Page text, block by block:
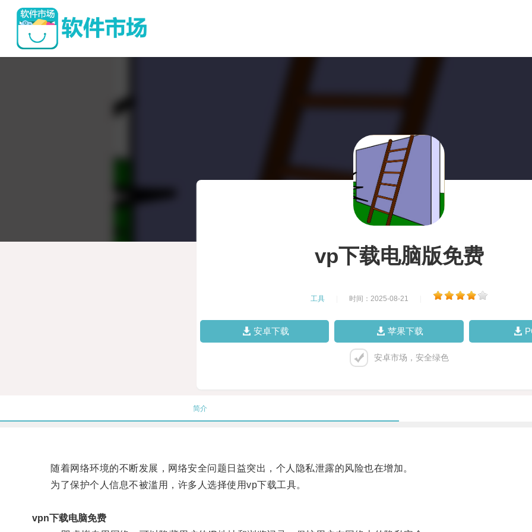
vp下载电脑版免费
工具 时间：2025-08-21
安卓下载 苹果下载
安卓市场，安全绿色
简介
随着网络环境的不断发展，网络安全问题日益突出，个人隐私泄露的风险也在增加。
为了保护个人信息不被滥用，许多人选择使用vp下载工具。
vpn下载电脑免费